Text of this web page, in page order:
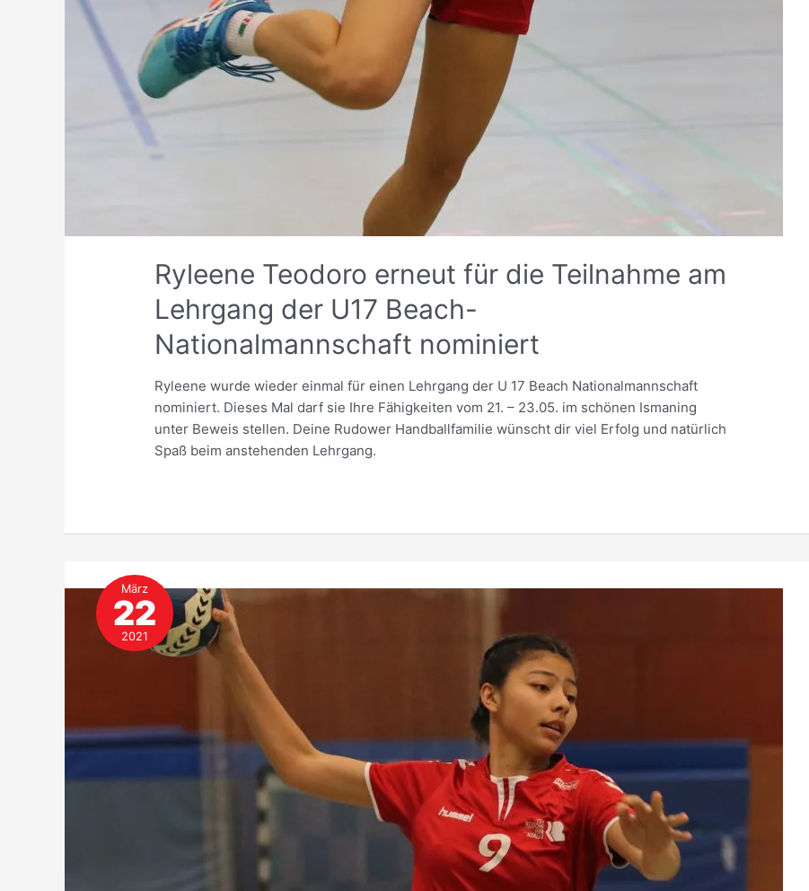
Ryleene Teodoro erneut für die Teilnahme am
Lehrgang der U17 Beach-
Nationalmannschaft nominiert
Ryleene wurde wieder einmal für einen Lehrgang der U 17 Beach Nationalmannschaft
nominiert. Dieses Mal darf sie Ihre Fähigkeiten vom 21. – 23.05. im schönen Ismaning
unter Beweis stellen. Deine Rudower Handballfamilie wünscht dir viel Erfolg und natürlich
Spaß beim anstehenden Lehrgang.
März
22
2021